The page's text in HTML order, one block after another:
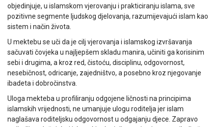
objedinjuje, u islamskom vjerovanju i prakticiranju islama, sve
pozitivne segmente ljudskog djelovanja, razumijevajući islam kao
sistem i način života.
U mektebu se uči da je cilj vjerovanja i islamskog izvršavanja
sačuvati čovjeka u najljepšem skladu manira, učiniti ga korisinim
sebi i drugima, a kroz red, čistoću, disciplinu, odgovornost,
nesebičnost, odricanje, zajedništvo, a posebno kroz njegovanje
ibadeta i dobročinstva.
Uloga mekteba u profiliranju odgojene ličnosti na principima
islamskih vrijednosti, ne umanjuje ulogu roditelja jer islam
naglašava roditeljsku odgovornost u odgajanju djece. Zapravo